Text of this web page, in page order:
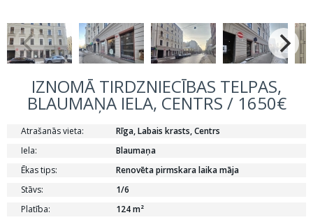
IZNOMĀ TIRDZNIECĪBAS TELPAS,
BLAUMAŅA IELA, CENTRS / 1650€
Atrašanās vieta:
Rīga, Labais krasts, Centrs
Iela:
Blaumaņa
Ēkas tips:
Renovēta pirmskara laika māja
Stāvs:
1/6
Platība:
124 m²